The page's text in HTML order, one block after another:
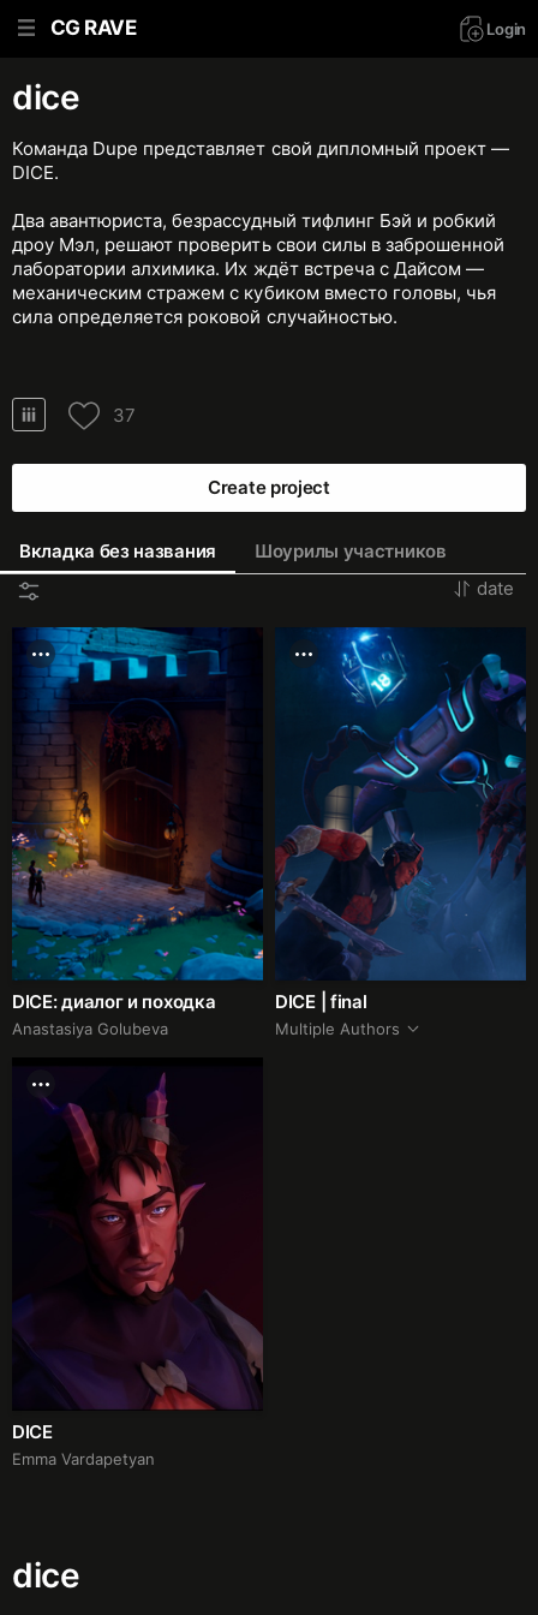
CG RAVE Login
dice
Команда Dupe представляет свой дипломный проект —
DICE.
Два авантюриста, безрассудный тифлинг Бэй и робкий
дроу Мэл, решают проверить свои силы в заброшенной
лаборатории алхимика. Их ждёт встреча с Дайсом —
механическим стражем с кубиком вместо головы, чья
сила определяется роковой случайностью.
Create project
37
Вкладка без названия
Шоурилы участников
date
DICE: диалог и походка
Anastasiya Golubeva
DICE | final
Multiple Authors
DICE
Emma Vardapetyan
dice